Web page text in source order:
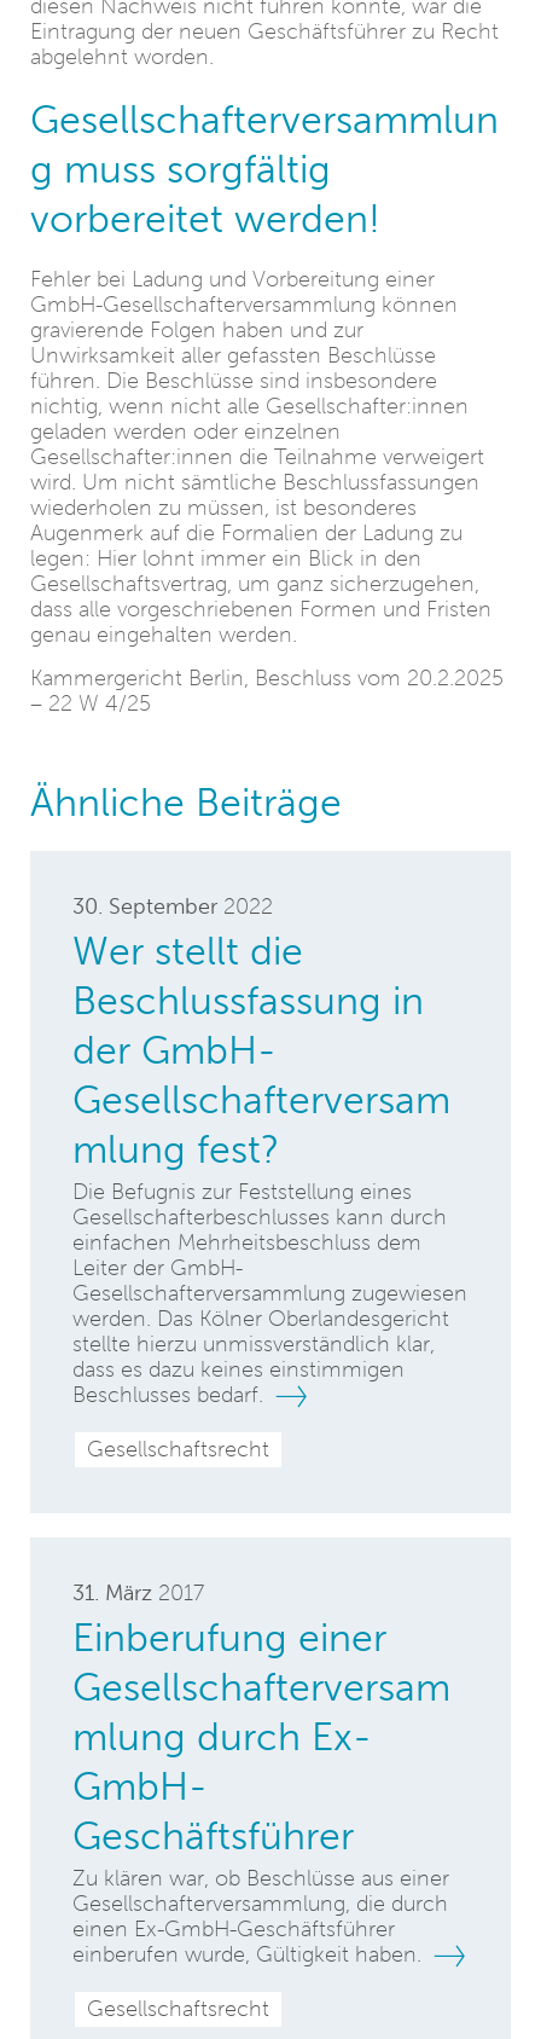
diesen Nachweis nicht führen konnte, war die
Eintragung der neuen Geschäftsführer zu Recht
abgelehnt worden.
Gesellschafterversammlun
g muss sorgfältig
vorbereitet werden!
Fehler bei Ladung und Vorbereitung einer
GmbH-Gesellschafterversammlung können
gravierende Folgen haben und zur
Unwirksamkeit aller gefassten Beschlüsse
führen. Die Beschlüsse sind insbesondere
nichtig, wenn nicht alle Gesellschafter:innen
geladen werden oder einzelnen
Gesellschafter:innen die Teilnahme verweigert
wird. Um nicht sämtliche Beschlussfassungen
wiederholen zu müssen, ist besonderes
Augenmerk auf die Formalien der Ladung zu
legen: Hier lohnt immer ein Blick in den
Gesellschaftsvertrag, um ganz sicherzugehen,
dass alle vorgeschriebenen Formen und Fristen
genau eingehalten werden.
Kammergericht Berlin, Beschluss vom 20.2.2025
– 22 W 4/25
Ähnliche Beiträge
30. September 2022
Wer stellt die
Beschlussfassung in
der GmbH-
Gesellschafterversam
mlung fest?
Die Befugnis zur Feststellung eines
Gesellschafterbeschlusses kann durch
einfachen Mehrheitsbeschluss dem
Leiter der GmbH-
Gesellschafterversammlung zugewiesen
werden. Das Kölner Oberlandesgericht
stellte hierzu unmissverständlich klar,
dass es dazu keines einstimmigen
Beschlusses bedarf.
Gesellschaftsrecht
31. März 2017
Einberufung einer
Gesellschafterversam
mlung durch Ex-
GmbH-
Geschäftsführer
Zu klären war, ob Beschlüsse aus einer
Gesellschafterversammlung, die durch
einen Ex-GmbH-Geschäftsführer
einberufen wurde, Gültigkeit haben.
Gesellschaftsrecht